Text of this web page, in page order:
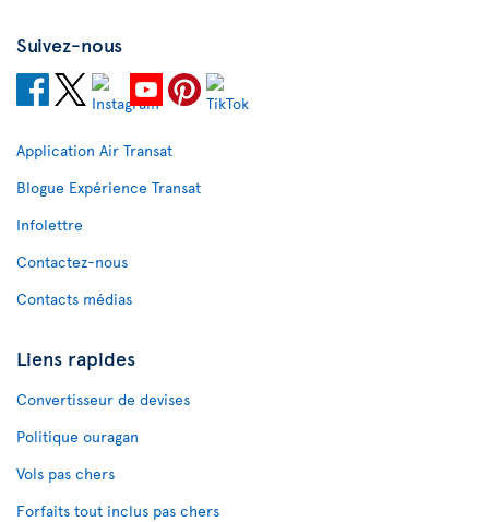
Suivez-nous
Application Air Transat
Blogue Expérience Transat
Infolettre
Contactez-nous
Contacts médias
Liens rapides
Convertisseur de devises
Politique ouragan
Vols pas chers
Forfaits tout inclus pas chers